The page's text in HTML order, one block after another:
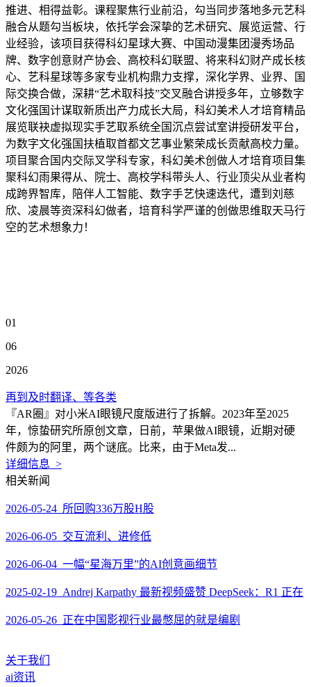
推进、相得益彰。课程聚焦行业前沿，勾当同步落地多元艺科
融合从题勾当板块，依托学会深挚的艺术研究、展览运营、行
业经验，该项目获得科幻星球大赛、中国动漫集团漫秀场品
牌、数字创意财产协会、高校科幻联盟、将来科幻财产成长核
心、艺科星球等多家专业机构鼎力支撑，深化学界、业界、国
际交换合做，深耕“艺术取科技”交叉融合讲授多年，立够数字
文化强国计谋取新质出产力成长大局，科幻美术人才培育精品
展览联袂虚拟现实手艺取系统全国沉点尝试室讲授研发平台，
为数字文化强国扶植取首都文艺事业繁荣成长贡献高校力量。
项目聚合国内交际叉学科专家，科幻美术创做人才培育项目集
聚科幻雨果得从、院士、高校学科带头人、行业顶尖从业者构
成跨界智库，陪伴人工智能、数字手艺快速迭代，遭到刘慈
欣、凌晨等资深科幻做者，培育科学严谨的创做思维取天马行
空的艺术想象力！
01
06
2026
再到及时翻译、等各类
『AR圈』对小米AI眼镜尺度版进行了拆解。2023年至2025
年，惊蛰研究所原创文章，日前，苹果做AI眼镜，近期对硬
件颇为的阿里，两个谜底。比来，由于Meta发...
详细信息 >
相关新闻
2026-05-24 所回购336万股H股
2026-06-05 交互流利、进修低
2026-06-04 一幅“星海万里”的AI创意画细节
2025-02-19 Andrej Karpathy 最新视频盛赞 DeepSeek：R1 正在
2026-05-26 正在中国影视行业最憋屈的就是编剧
关于我们
ai资讯